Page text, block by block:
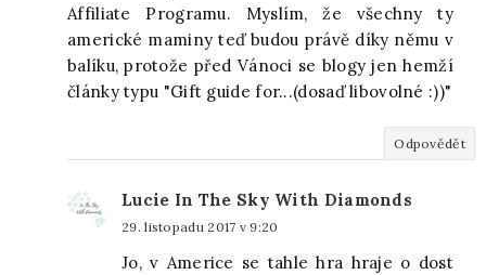
Affiliate Programu. Myslím, že všechny ty
americké maminy teď budou právě díky němu v
balíku, protože před Vánoci se blogy jen hemží
články typu "Gift guide for...(dosaď libovolné :))"
Odpovědět
Lucie In The Sky With Diamonds
29. listopadu 2017 v 9:20
Jo, v Americe se tahle hra hraje o dost